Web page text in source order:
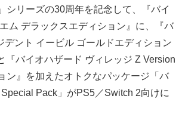
シリーズの30周年を記念して、『バイ
ム デラックスエディション』に、『バ
デント イービル ゴールドエディション
『バイオハザード ヴィレッジ Z Version
ン』を加えたオトクなパッケージ「バ
Pack」がPS5／Switch 2向けに